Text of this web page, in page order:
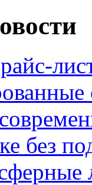
без